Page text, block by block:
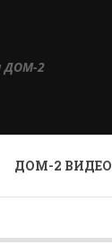
ДОМ-2
ДОМ-2 ВИДЕО